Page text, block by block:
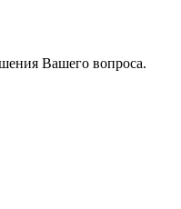
Вашего вопроса.